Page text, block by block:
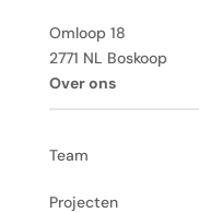
Omloop 18
2771 NL Boskoop
Over ons
Team
Projecten